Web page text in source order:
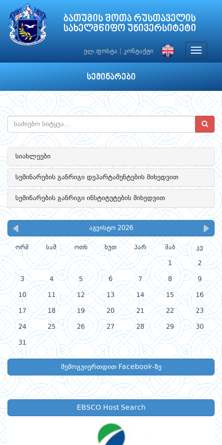
ბათუმის შოთა რუსთაველის
სახელმწიფო უნივერსიტეტი
ელ.ფოსტა კონტაქტი
Toggle
სემინარები
სიახლეები
სემინარების განრიგი დეპარტამენტების მიხედვით
სემინარების განრიგი ინსტიტუტების მიხედვით
აგვისტო 2026
ორშ სამ ოთხ ხუთ პარ შაბ კვ
1 2
3 4 5 6 7 8 9
10 11 12 13 14 15 16
17 18 19 20 21 22 23
24 25 26 27 28 29 30
31
შემოგვიერთდით Facebook-ზე
EBSCO Host Search